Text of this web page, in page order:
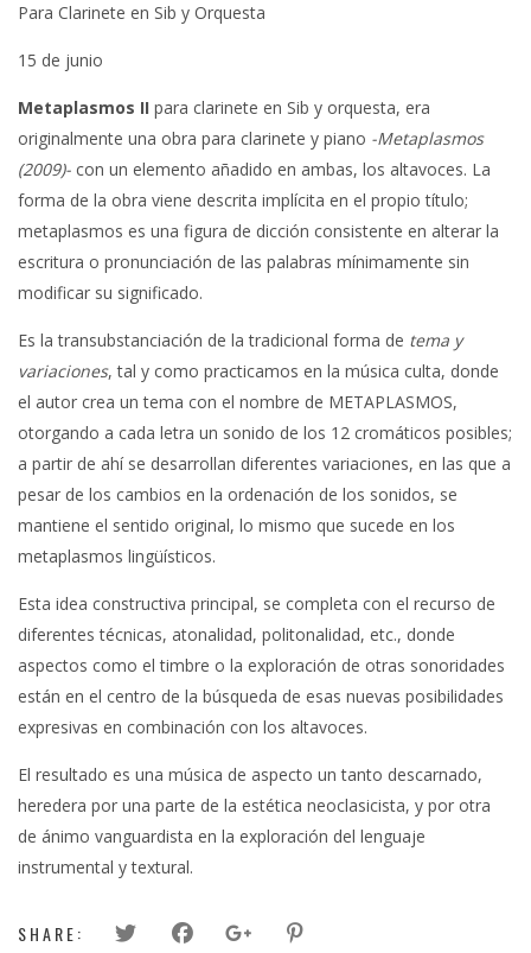
Para Clarinete en Sib y Orquesta
15 de junio
Metaplasmos II para clarinete en Sib y orquesta, era
originalmente una obra para clarinete y piano -Metaplasmos
(2009)- con un elemento añadido en ambas, los altavoces. La
forma de la obra viene descrita implícita en el propio título;
metaplasmos es una figura de dicción consistente en alterar la
escritura o pronunciación de las palabras mínimamente sin
modificar su significado.
Es la transubstanciación de la tradicional forma de tema y
variaciones, tal y como practicamos en la música culta, donde
el autor crea un tema con el nombre de METAPLASMOS,
otorgando a cada letra un sonido de los 12 cromáticos posibles;
a partir de ahí se desarrollan diferentes variaciones, en las que a
pesar de los cambios en la ordenación de los sonidos, se
mantiene el sentido original, lo mismo que sucede en los
metaplasmos lingüísticos.
Esta idea constructiva principal, se completa con el recurso de
diferentes técnicas, atonalidad, politonalidad, etc., donde
aspectos como el timbre o la exploración de otras sonoridades
están en el centro de la búsqueda de esas nuevas posibilidades
expresivas en combinación con los altavoces.
El resultado es una música de aspecto un tanto descarnado,
heredera por una parte de la estética neoclasicista, y por otra
de ánimo vanguardista en la exploración del lenguaje
instrumental y textural.
SHARE: